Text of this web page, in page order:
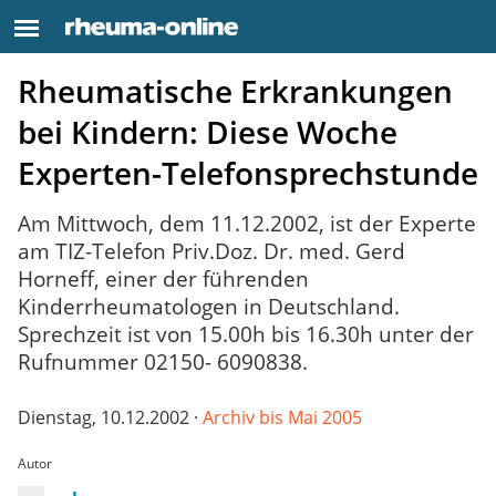
Rheumatische Erkrankungen
bei Kindern: Diese Woche
Experten-Telefonsprechstunde
Am Mittwoch, dem 11.12.2002, ist der Experte
am TIZ-Telefon Priv.Doz. Dr. med. Gerd
Horneff, einer der führenden
Kinderrheumatologen in Deutschland.
Sprechzeit ist von 15.00h bis 16.30h unter der
Rufnummer 02150- 6090838.
Dienstag, 10.12.2002 · Archiv bis Mai 2005
Autor